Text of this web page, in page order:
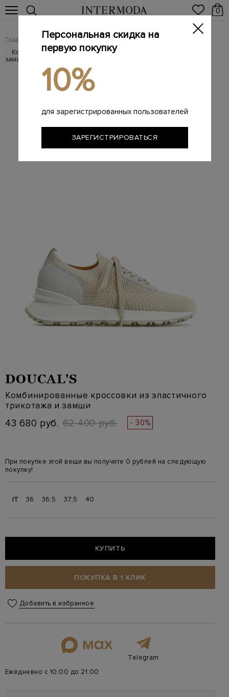
0
Главная Женщинам
/ Комбинированные кроссовки из эластичного трикотажа и
замши
DOUCAL'S
Комбинированные кроссовки из эластичного
трикотажа и замши
43 680 руб. 62 400 руб. - 30%
При покупке этой вещи вы получите 0 рублей на следующую
покупку!
IT 36 36,5 37,5 40
КУПИТЬ
ПОКУПКА В 1 КЛИК
Добавить в избранное
Telegram
Ежедневно с 10:00 до 21:00
Персональная скидка на
первую покупку
10%
для зарегистрированных пользователей
ЗАРЕГИСТРИРОВАТЬСЯ